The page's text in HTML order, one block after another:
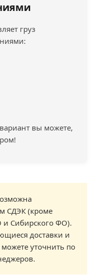
груз
вы можете,
СДЭК (кроме
и Сибирского ФО).
доставки и
уточнить по